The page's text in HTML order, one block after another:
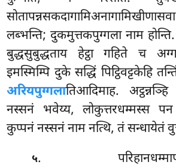
लब्भन्ति; दुकमुत्तकपुग्गला नाम
बुद्धसुबुद्धताय हेट्ठा गहिते च
इमस्मिम्पि दुके सद्धिं पिट्ठिवट्टकेहि
अरियपुग्गलातिआदिमाह.
नस्सनं भवेय्य, लोकुत्तरधम्मस्स पन
कुप्पनं नस्सनं नाम नत्थि, तं सन्धायेतं
५.